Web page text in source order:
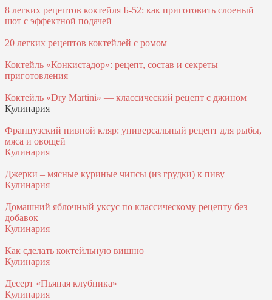
8 легких рецептов коктейля Б-52: как приготовить слоеный
шот с эффектной подачей
20 легких рецептов коктейлей с ромом
Коктейль «Конкистадор»: рецепт, состав и секреты
приготовления
Коктейль «Dry Martini» — классический рецепт с джином
Кулинария
Французский пивной кляр: универсальный рецепт для рыбы,
мяса и овощей
Кулинария
Джерки – мясные куриные чипсы (из грудки) к пиву
Кулинария
Домашний яблочный уксус по классическому рецепту без
добавок
Кулинария
Как сделать коктейльную вишню
Кулинария
Десерт «Пьяная клубника»
Кулинария